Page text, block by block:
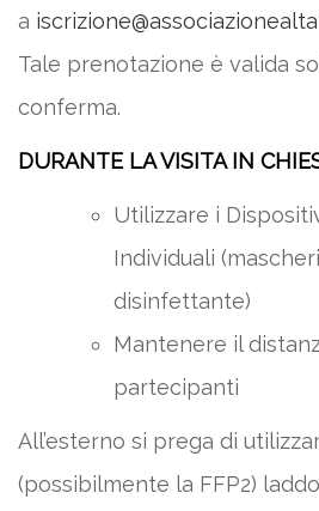
a
Tale prenotazione è valida
conferma.
DURANTE LA VISITA IN
Utilizzare i
Individuali
disinfettante)
Mantenere il
partecipanti
All’esterno si prega di
(possibilmente la FFP2)